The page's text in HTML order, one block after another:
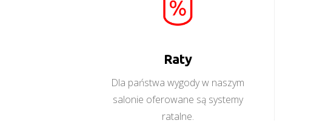
Raty
Dla państwa wygody w naszym
salonie oferowane są systemy
ratalne.